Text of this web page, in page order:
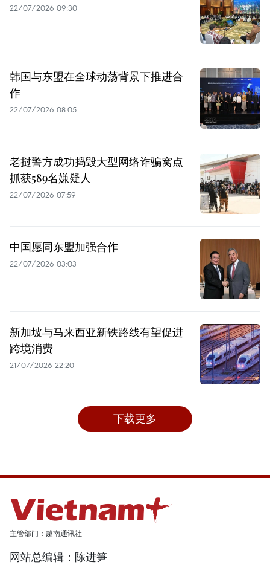
22/07/2026 09:30
韩国与东盟在全球动荡背景下推进合
作
22/07/2026 08:05
老挝警方成功捣毁大型网络诈骗窝点
抓获589名嫌疑人
22/07/2026 07:59
中国愿同东盟加强合作
22/07/2026 03:03
新加坡与马来西亚新铁路线有望促进
跨境消费
21/07/2026 22:20
下载更多
主管部门：越南通讯社
网站总编辑：陈进笋